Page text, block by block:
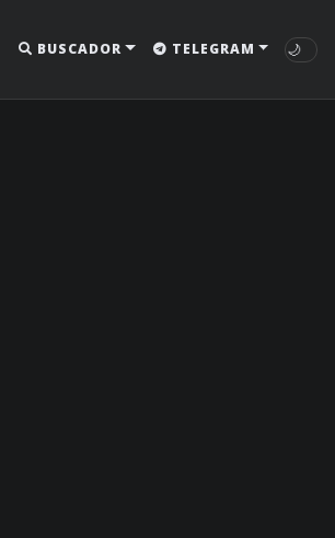
BUSCADOR TELEGRAM 🌙